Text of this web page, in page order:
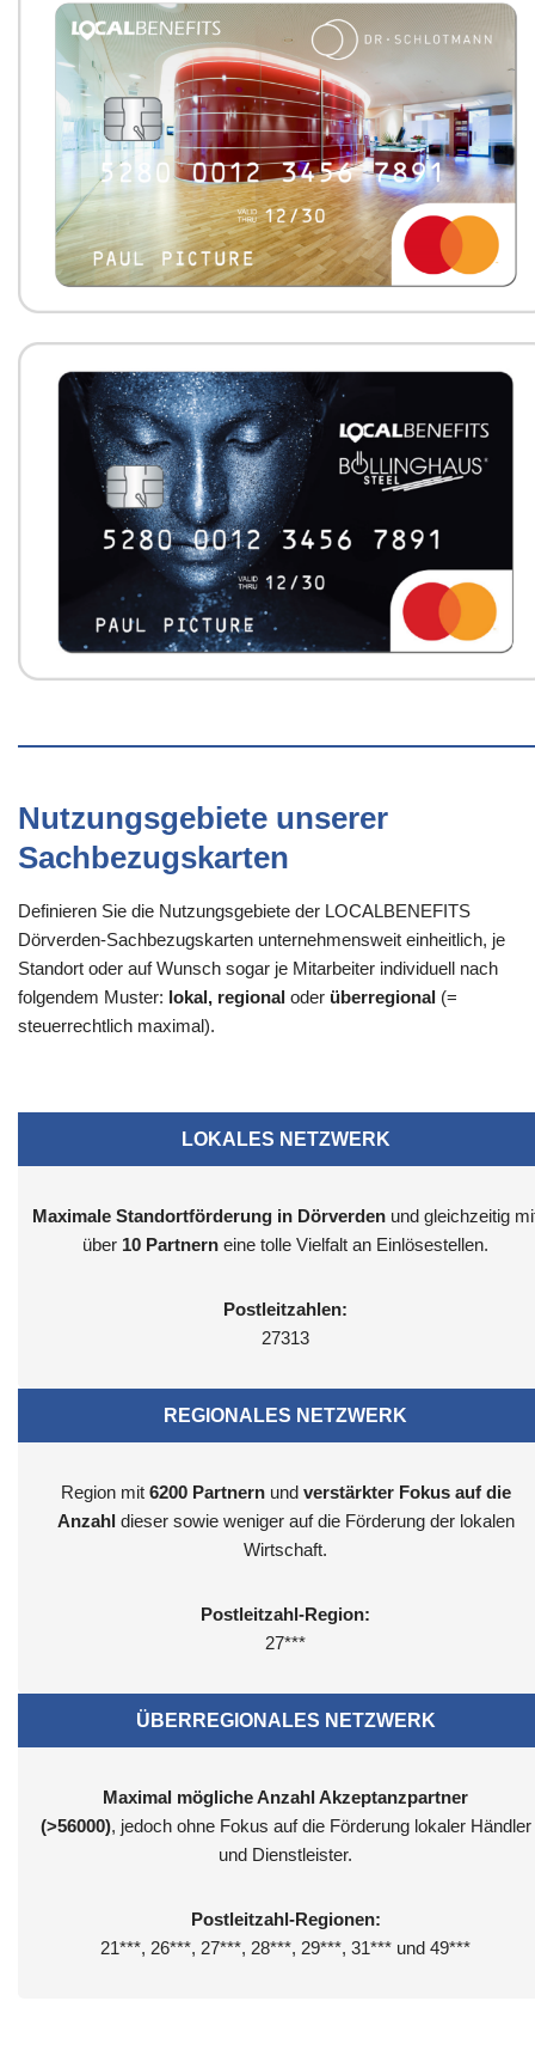
Nutzungsgebiete unserer
Sachbezugskarten
Definieren Sie die Nutzungsgebiete der LOCALBENEFITS
Dörverden-Sachbezugskarten unternehmensweit einheitlich, je
Standort oder auf Wunsch sogar je Mitarbeiter individuell nach
folgendem Muster: lokal, regional oder überregional (=
steuerrechtlich maximal).
LOKALES NETZWERK
Maximale Standortförderung in Dörverden und gleichzeitig
über 10 Partnern eine tolle Vielfalt an Einlösestellen.
Postleitzahlen:
27313
REGIONALES NETZWERK
Region mit 6200 Partnernund verstärkter Fokus auf die
Anzahl dieser sowie weniger auf die Förderung der lokalen
Wirtschaft.
Postleitzahl-Region:
27***
ÜBERREGIONALES NETZWERK
Maximal mögliche Anzahl Akzeptanzpartner
(>56000), jedoch ohne Fokus auf die Förderung lokaler Händler
und Dienstleister.
Postleitzahl-Regionen:
21***, 26***, 27***, 28***, 29***, 31*** und 49***